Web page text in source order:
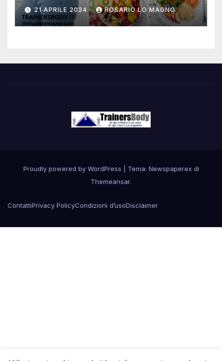
21 APRILE 2024 ROSARIO LO MAGNO
Proudly powered by WordPress
Tema: Newspaperex di
Themeansar.
ContattiPrivacy PolicyCondizioni d’usoDisclaimer